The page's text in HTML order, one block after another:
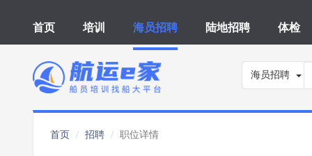
首页 培训 海员招聘 陆地招聘 体检
海员招聘
首页 招聘 职位详情